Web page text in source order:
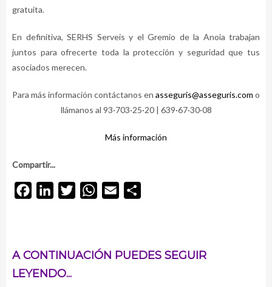
gratuita.
En definitiva, SERHS Serveis y el Gremio de la Anoia trabajan
juntos para ofrecerte toda la protección y seguridad que tus
asociados merecen.
Para más información contáctanos en asseguris@asseguris.com o
llámanos al 93·703·25·20 | 639·67·30·08
Más información
Compartir...
FacebookLinkedInTwitterWhatsApp
Email
A CONTINUACIÓN PUEDES SEGUIR
LEYENDO...